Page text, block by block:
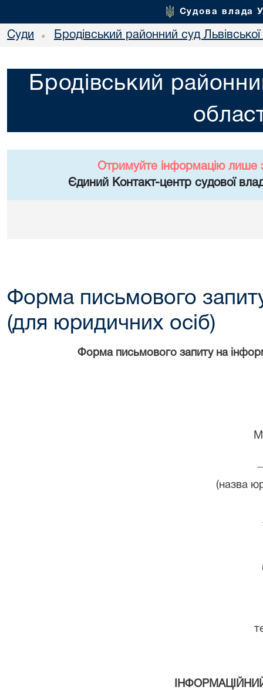
Судова влада
Суди • Бродівський районний суд Львівської
Бродівський
Отримуйте інформацію лише
Єдиний Контакт-центр судової
Форма письмового
(для юридичних осіб)
Форма письмового запиту на
(назва